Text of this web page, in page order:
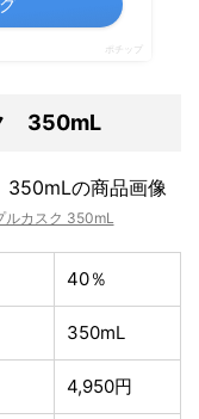
ポチップ
350mL
ルカスク 350mL
40％
350mL
4,950円